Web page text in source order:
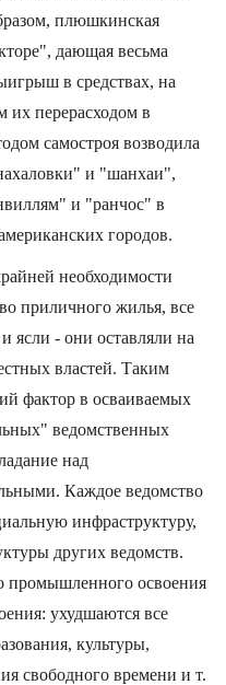
плюшкинская
дающая весьма
в средствах, на
их перерасходом в
самостроя возводила
и "шанхаи",
и "ранчос" в
городов.
необходимости
приличного жилья, все
ясли - они оставляли на
властей. Таким
фактор в осваиваемых
ведомственных
над
Каждое ведомство
инфраструктуру,
других ведомств.
промышленного освоения
ухудшаются все
культуры,
свободного времени и т.